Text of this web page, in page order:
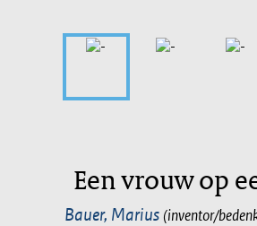
Een vrouw op
Bauer, Marius (inventor/